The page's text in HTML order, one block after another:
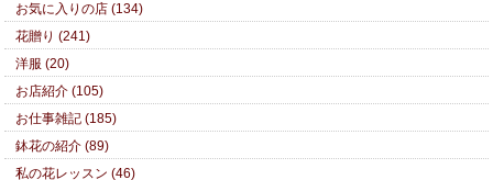
お気に入りの店 (134)
花贈り (241)
洋服 (20)
お店紹介 (105)
お仕事雑記 (185)
鉢花の紹介 (89)
私の花レッスン (46)